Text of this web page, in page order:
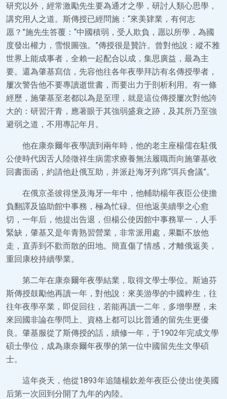
研究以外，經常激勵先生要為通才之學，研討人類心思學，
講究用人之道。斯傳授已經問施：“來美肄業，有何志
愿？”施先生答覆：“中國積弱，受人欺負，愿以所學，為國
度發出權力，雪恨圖強。”傳授很是贊許。曾對他說：縱不雅
世界上能成事者，全賴一起配合以成，集思廣益，最為主
要。還為肇基寫信，先容他往各年夜學拜訪有名傳授學者，
屢次警告他不要專讀逝世書，而要出力于剖析利用。有一條
經歷，施肇基至老都以為是至理，就是這位傳授屢次對他誇
大的：研習汗青，應著眼于其強弱盛衰之跡，及其所乃至強
避弱之道，不用專記年月。
他在康奈爾年夜學讀到兩年時，他的老主座楊儒在駐俄
公使時代因舌人陸徵祥生病需求療養無法履職而向施肇基收
回書面函，約請他赴俄互助，并派赴海牙列席“弭兵會議”。
在俄京圣彼得堡及海牙一年中，他輔助楊年夜臣公使擔
負翻譯及協助館中事務，極為忙碌。但他返美續學之心愈
切，一年后，他提出告退，但楊公使因館中事務單一，人手
緊缺，肇基又是年青熟習營業，非常派用處，果斷不放他
走，直弄到不歡而散的田地。簡直傷了情感，才離俄返美，
重回康校持續學業。
第二年在康奈爾年夜學結業，取得文學士學位。斯迪芬
斯傳授鼓勵他再讀一年，對他說：來美游學的中國粹生，往
往年夜學卒業，即促回往，若能再讀一二年，多增學歷，未
來回國非論在學問上、資格上都可以比普通的留先生更優
良。肇基服從了斯傳授的話，續修一年，于1902年完成文學
碩士學位，成為康奈爾年夜學的第一位中國留先生文學碩
士。
這年炎天，他從1893年追隨楊欽差年夜臣公使出使美國
后第一次回到分開了九年的內陸。